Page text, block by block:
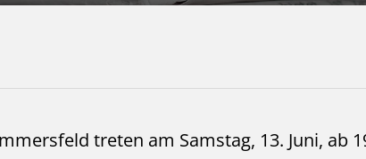
treten am Samstag, 13. Juni, ab